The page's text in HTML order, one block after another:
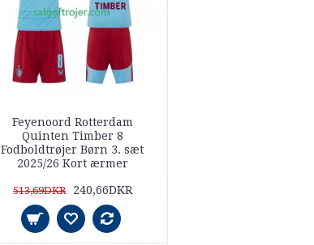
Feyenoord Rotterdam
Quinten Timber 8
Fodboldtrøjer Børn 3. sæt
2025/26 Kort ærmer
513,69DKR 240,66DKR